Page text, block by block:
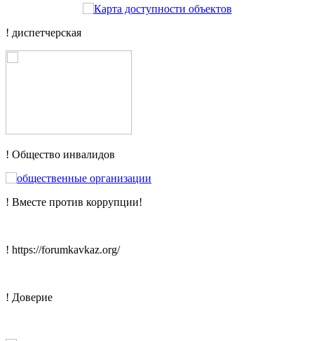
! диспетчерская
! Общество инвалидов
! Вместе против коррупции!
! https://forumkavkaz.org/
! Доверие